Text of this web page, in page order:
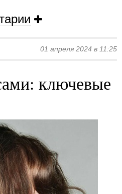
01 апреля 2024 в 11:25
ключевые